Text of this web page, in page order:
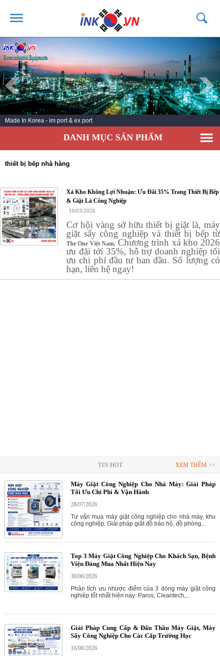
TRANG CHỦ
GIỚI THIỆU
SẢN PHẨM
DỊCH VỤ
TIN TỨC
KHÁCH HÀNG
Made In Korea - im port & ex port
DANH MỤC SẢN PHẨM
thiết bị bếp nhà hàng
Xả Kho Không Lợi Nhuận: Ưu Đãi 35% Trang Thiết Bị Bếp
& Giặt Là Công Nghiệp
10/03/2026
Cơ hội vàng sở hữu thiết bị giặt là, máy
giặt sấy công nghiệp và thiết bị bếp từ
The One Việt Nam. Chương trình xả kho 2026
ưu đãi tới 35%, hỗ trợ doanh nghiệp tối
ưu chi phí đầu tư ban đầu. Số lượng có
hạn, liên hệ ngay!
TIN HOT XEM THÊM >>
Máy Giặt Công Nghiệp Cho Nhà Máy: Giải Pháp
Tối Ưu Chi Phí & Vận Hành
28/07/2026
Tư vấn mua máy giặt công nghiệp cho nhà máy, khu
công nghiệp. Giải pháp giặt đồ bảo hộ, đồ phòng...
Top 3 Máy Giặt Công Nghiệp Cho Khách Sạn, Bệnh
Viện Đáng Mua Nhất Hiện Nay
30/06/2026
Phân tích ưu nhược điểm của 3 dòng máy giặt công
nghiệp tốt nhất hiện nay: Paros, Cleantech,...
Giải Pháp Cung Cấp & Đấu Thầu Máy Giặt, Máy
Sấy Công Nghiệp Cho Các Cấp Trường Học
16/06/2026